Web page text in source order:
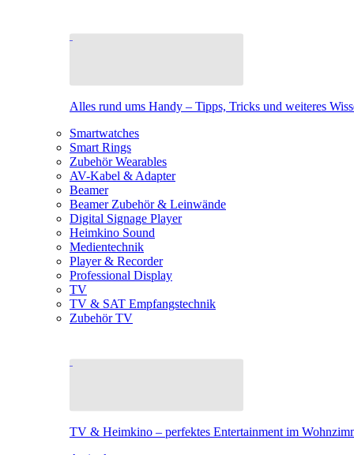
Alles rund ums Handy – Tipps, Tricks und weiteres
Smartwatches
Smart Rings
Zubehör Wearables
AV-Kabel & Adapter
Beamer
Beamer Zubehör & Leinwände
Digital Signage Player
Heimkino Sound
Medientechnik
Player & Recorder
Professional Display
TV
TV & SAT Empfangstechnik
Zubehör TV
TV & Heimkino – perfektes Entertainment im